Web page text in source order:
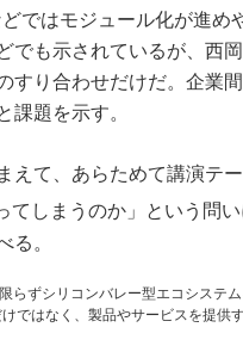
ではモジュール化が進
でも示されているが、西
すり合わせだけだ。企業
課題を示す。
て、あらためて講演テ
てしまうのか」という問
る。
らずシリコンバレー型エコシステ
ではなく、製品やサービスを提供